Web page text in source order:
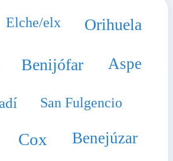
Elche/elx Orihuela
Benijófar Aspe
San Fulgencio
Cox Benejúzar